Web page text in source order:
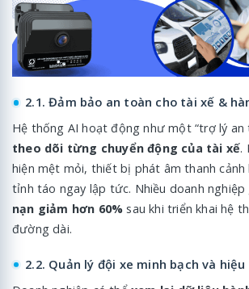
2.1. Đảm bảo an toàn cho tài xế &
Hệ thống AI hoạt động như một “trợ lý an
theo dõi từng chuyển động của tài xế.
hiện mệt mỏi, thiết bị phát âm thanh
tỉnh táo ngay lập tức. Nhiều doanh nghiệp
nạn giảm hơn 60% sau khi triển khai hệ
đường dài.
2.2. Quản lý đội xe minh bạch và